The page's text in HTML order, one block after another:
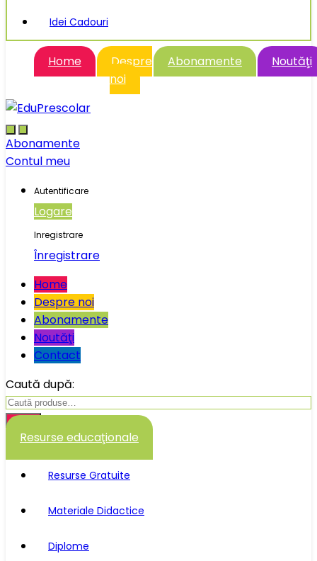
Idei Cadouri
Home
Despre
noi
Abonamente Noutăţi
Abonamente
Contul meu
Autentificare
Logare
Inregistrare
Înregistrare
Home
Despre noi
Abonamente
Noutăţi
Contact
Caută după:
Caută
Resurse educaţionale
Resurse Gratuite
Materiale Didactice
Diplome